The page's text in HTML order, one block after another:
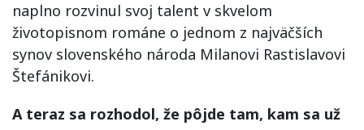
naplno rozvinul svoj talent v skvelom
životopisnom románe o jednom z najväčších
synov slovenského národa Milanovi Rastislavovi
Štefánikovi.
A teraz sa rozhodol, že pôjde tam, kam sa už